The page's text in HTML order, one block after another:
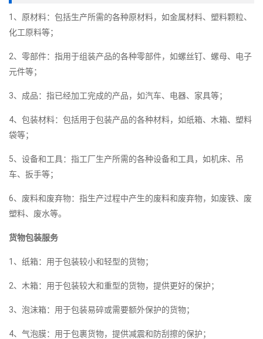
1、原材料：包括生产所需的各种原材料，如金属材料、塑料颗粒、
化工原料等；
2、零部件：指用于组装产品的各种零部件，如螺丝钉、螺母、电子
元件等；
3、成品：指已经加工完成的产品，如汽车、电器、家具等；
4、包装材料：包括用于包装产品的各种材料，如纸箱、木箱、塑料
袋等；
5、设备和工具：指工厂生产所需的各种设备和工具，如机床、吊
车、扳手等；
6、废料和废弃物：指生产过程中产生的废料和废弃物，如废铁、废
塑料、废水等。
货物包装服务
1、纸箱：用于包装较小和轻型的货物；
2、木箱：用于包装较大和重型的货物，提供更好的保护；
3、泡沫箱：用于包装易碎或需要额外保护的货物；
4、气泡膜：用于包裹货物，提供减震和防刮擦的保护；